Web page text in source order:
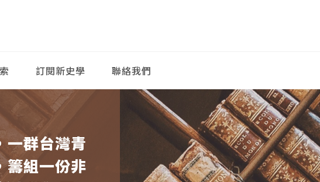
訂閱新史學 聯絡我們
一群台灣青
籌組一份非